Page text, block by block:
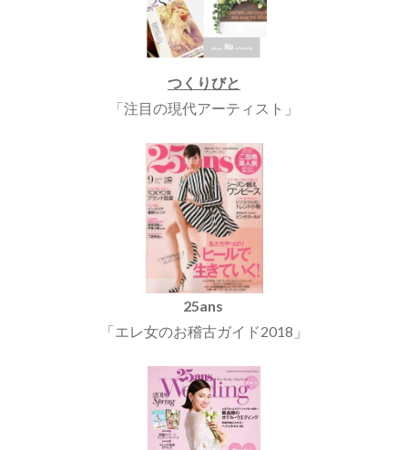
つくりびと
「注目の現代アーティスト」
25ans
「エレ女のお稽古ガイド2018」